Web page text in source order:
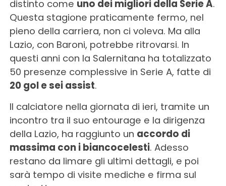
distinto come uno dei migliori della Serie A.
Questa stagione praticamente fermo, nel
pieno della carriera, non ci voleva. Ma alla
Lazio, con Baroni, potrebbe ritrovarsi. In
questi anni con la Salernitana ha totalizzato
50 presenze complessive in Serie A, fatte di
20 gol e sei assist.
Il calciatore nella giornata di ieri, tramite un
incontro tra il suo entourage e la dirigenza
della Lazio, ha raggiunto un accordo di
massima con i biancocelesti. Adesso
restano da limare gli ultimi dettagli, e poi
sarà tempo di visite mediche e firma sul